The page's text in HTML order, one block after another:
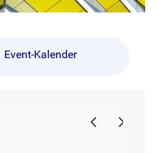
Event-Kalender